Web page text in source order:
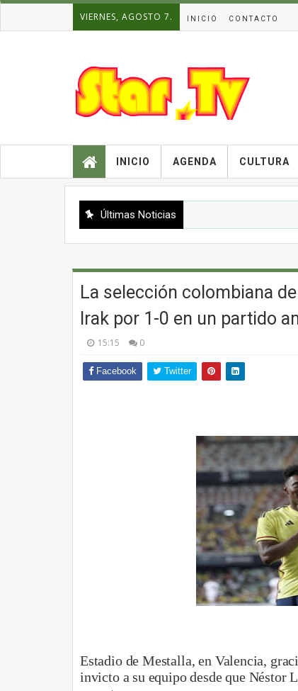
VIERNES, AGOSTO 7. INICIO CONTACTO
INICIO AGENDA CULTURA
Últimas Noticias
La selección colombiana
Irak por 1-0 en un partido
15:15 0
Facebook Twitter
Estadio de Mestalla, en Valencia,
invicto a su equipo desde que Néstor